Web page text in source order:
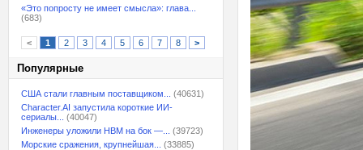
«Это попросту не имеет смысла»: глава...
(683)
< 1 2 3 4 5 6 7 8 >
Популярные
США стали главным поставщиком...
(40631)
Character.AI запустила короткие ИИ-
сериалы...
(40047)
Инженеры уложили HBM на бок —...
(39723)
Морские сражения, крупнейшая...
(33885)